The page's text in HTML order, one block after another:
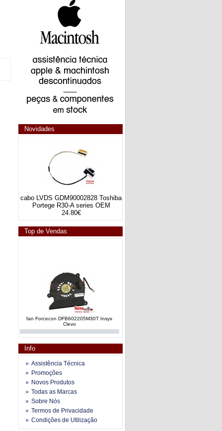
Novidades
cabo LVDS GDM90002828 Toshiba
Portege R30-A series OEM
24.80€
Top de Vendas
Clevo
Toshiba Satellite A200 series
Info
Assistência Técnica
Promoções
Novos Produtos
Todas as Marcas
Sobre Nós
Termos de Privacidade
Condições de Utilização